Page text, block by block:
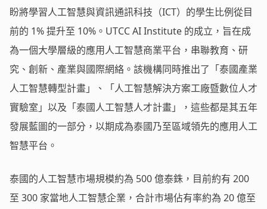
盼將學習人工智慧與資訊通訊科技（ICT）的學生比例從目
前的 1% 提升至 10%。UTCC AI Institute 的成立，旨在成
為一個大學層級的應用人工智慧商業平台，串聯教育、研
究、創新、產業與國際網絡。該機構同時推出了「泰國產業
人工智慧轉型計畫」、「人工智慧解決方案工廠暨數位人才
實驗室」以及「泰國人工智慧人才計畫」，這些都是其五年
發展藍圖的一部分，以期成為泰國乃至區域領先的應用人工
智慧平台。
泰國的人工智慧市場規模約為 500 億泰銖，目前約有 200
至 300 家當地人工智慧企業，合計市場佔有率約為 20 億至